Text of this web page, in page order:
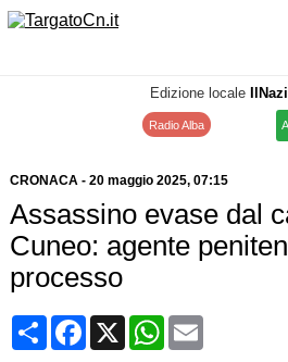
Edizione locale
Radio Alba
CRONACA- 20 maggio 2025, 07:15
Assassino evase dal
Cuneo: agente
processo
CondividiFacebook
X WhatsApp
Email